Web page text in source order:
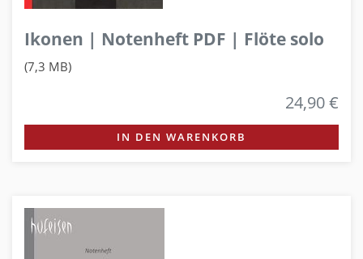
Ikonen | Notenheft PDF | Flöte solo
(7,3 MB)
24,90 €
IN DEN WARENKORB